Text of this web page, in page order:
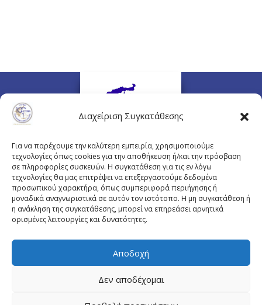
Διαχείριση Συγκατάθεσης
Για να παρέχουμε την καλύτερη εμπειρία, χρησιμοποιούμε
τεχνολογίες όπως cookies για την αποθήκευση ή/και την πρόσβαση
σε πληροφορίες συσκευών. Η συγκατάθεση για τις εν λόγω
τεχνολογίες θα μας επιτρέψει να επεξεργαστούμε δεδομένα
προσωπικού χαρακτήρα, όπως συμπεριφορά περιήγησης ή
μοναδικά αναγνωριστικά σε αυτόν τον ιστότοπο. Η μη συγκατάθεση ή
η ανάκληση της συγκατάθεσης, μπορεί να επηρεάσει αρνητικά
ορισμένες λειτουργίες και δυνατότητες.
Αποδοχή
Δεν αποδέχομαι
Πλουτάρχου 3, 10675 Αθήνα
Email επικοινωνίας:pisinfo@pis.gr